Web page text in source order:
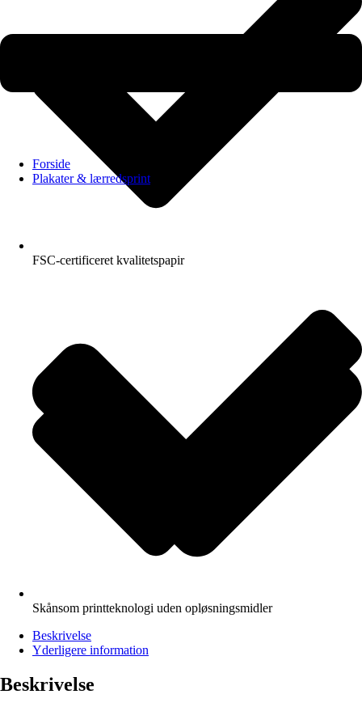
Forside
Plakater & lærredsprint
FSC-certificeret kvalitetspapir
Skånsom printteknologi uden opløsningsmidler
Beskrivelse
Yderligere information
Beskrivelse